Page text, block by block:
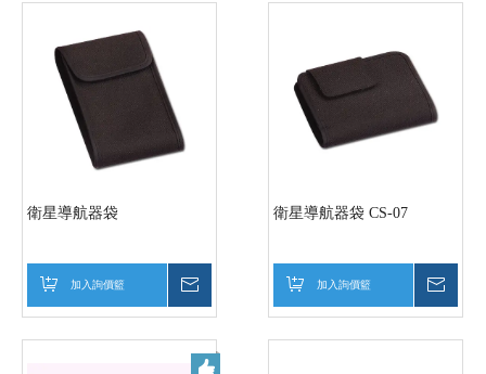
衛星導航器袋
加入詢價籃
衛星導航器袋 CS-07
加入詢價籃